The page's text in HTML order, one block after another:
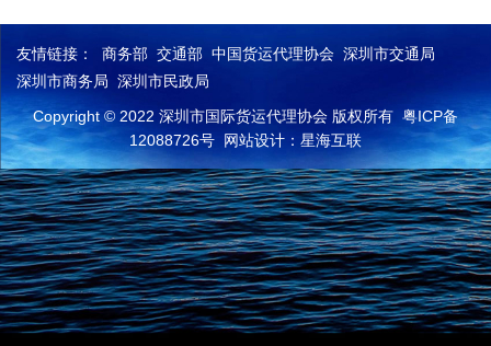
友情链接： 商务部 交通部 中国货运代理协会 深圳市交通局
深圳市商务局 深圳市民政局
Copyright © 2022 深圳市国际货运代理协会 版权所有 粤ICP备
12088726号 网站设计：星海互联